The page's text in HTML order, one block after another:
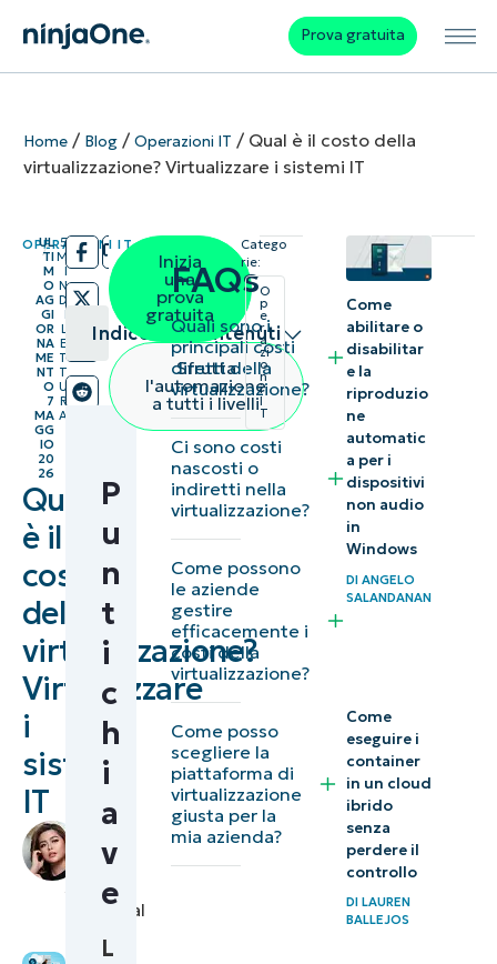
Prova gratuita
Home/ Blog/ Operazioni IT / Qual è il costo della
virtualizzazione? Virtualizzare i sistemi IT
OPERAZIONI IT
/
UL
TI
M
O
AG
GI
OR
NA
ME
NT
O
7
MA
GG
IO
20
26
/
5
M
I
N
D
I
L
E
T
T
U
R
A
Qual
è il
costo
della
virtualizzazione?
Virtualizzare
i
sistemi
IT
di
Raine
Grey,
Technical
Writer
Indice dei contenuti
Riepilogo
Punti
Comprendere
la
virtualizzazione
Virtualizzazione
dei server
3 costi diretti
della
virtualizzazione
3 costi
indiretti della
virtualizzazione
P
u
n
t
i
c
h
i
a
v
e
L
Inizia
una
prova
gratuita
Sfrutta
l'automazione
a tutti i livelli
FAQs
Quali sono i
principali costi
diretti della
virtualizzazione?
Ci sono costi
nascosti o
indiretti nella
virtualizzazione?
Come possono
le aziende
gestire
efficacemente i
costi della
virtualizzazione?
Come posso
scegliere la
piattaforma di
virtualizzazione
giusta per la
mia azienda?
Catego
rie:
O
p
e
r
a
zi
o
n
i
I
T
Come
abilitare o
disabilitar
e la
riproduzio
ne
automatic
a per i
dispositivi
non audio
in
Windows
DIANGELO
SALANDANAN
Come
eseguire i
container
in un cloud
ibrido
senza
perdere il
controllo
DILAUREN
BALLEJOS